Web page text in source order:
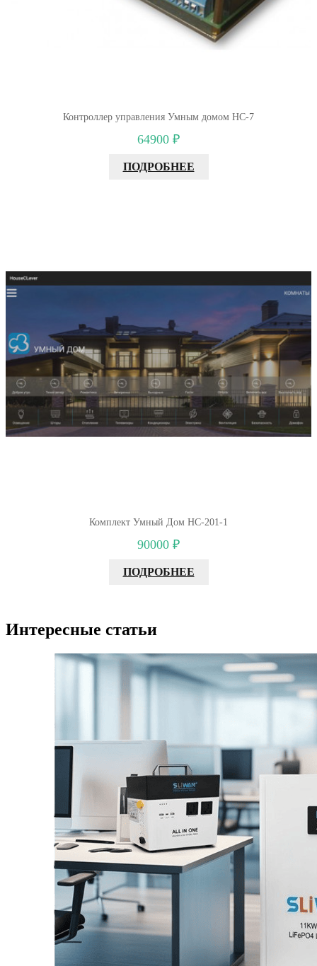
Контроллер управления Умным домом НС-7
64900 ₽
ПОДРОБНЕЕ
Комплект Умный Дом HC-201-1
90000 ₽
ПОДРОБНЕЕ
Интересные статьи